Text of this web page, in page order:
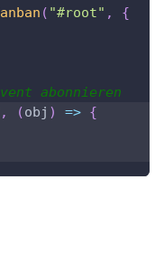
( "#root" ,
{
abonnieren
, (obj ) => {